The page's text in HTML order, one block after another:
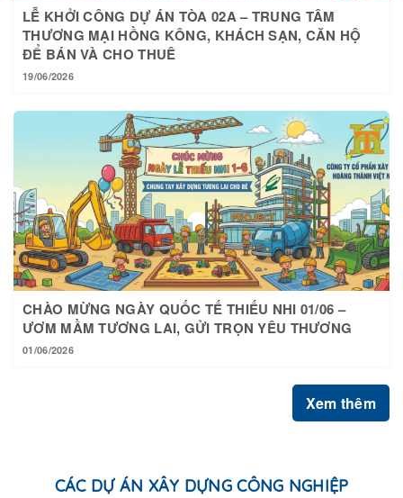
THƯƠNG MẠI HỒNG KÔNG, KHÁCH SẠN, CĂN HỘ
ĐỂ BÁN VÀ CHO THUÊ
19/06/2026
CHÀO MỪNG NGÀY QUỐC TẾ THIẾU NHI 01/06 –
ƯƠM MẦM TƯƠNG LAI, GỬI TRỌN YÊU THƯƠNG
01/06/2026